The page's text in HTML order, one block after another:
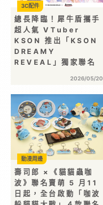
總長降臨！犀牛盾攜手
超人氣 VTuber
KSON 推出「KSON
DREAMY
REVEAL」獨家聯名
2026/05/20
3C配件
壽司郎 ×《貓貓蟲咖
波》聯名賣萌 5 月11
日起，全台啟動「咖波
動漫周邊